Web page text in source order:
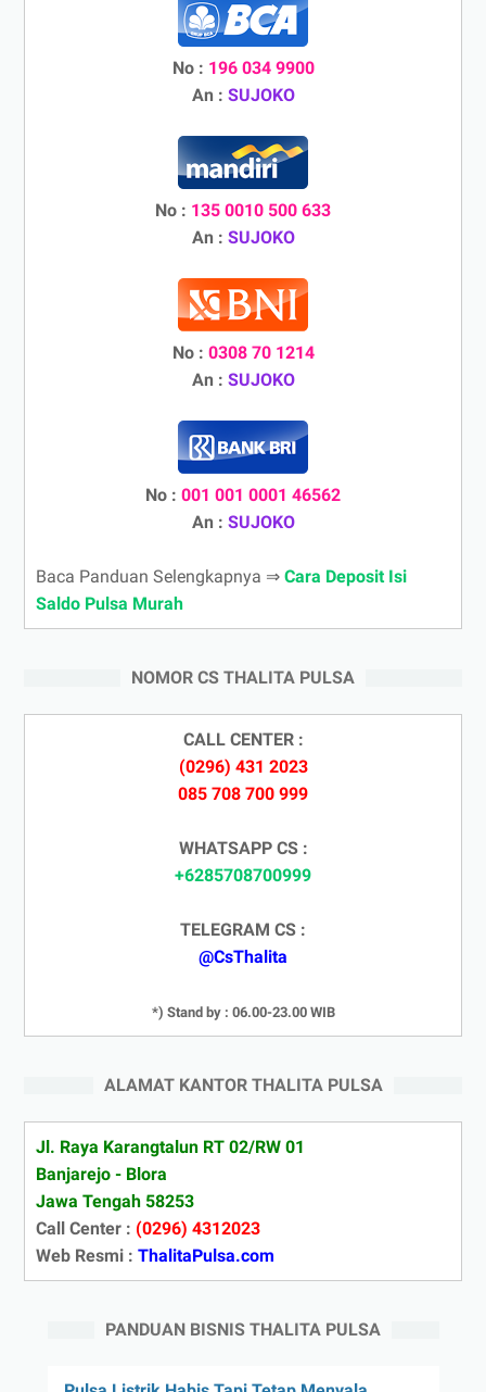
No : 196 034 9900
An : SUJOKO
No : 135 0010 500 633
An : SUJOKO
No : 0308 70 1214
An : SUJOKO
No : 001 001 0001 46562
An : SUJOKO
Baca Panduan Selengkapnya ⇒ Cara Deposit Isi
Saldo Pulsa Murah
NOMOR CS THALITA PULSA
CALL CENTER :
(0296) 431 2023
085 708 700 999
WHATSAPP CS :
+6285708700999
TELEGRAM CS :
@CsThalita
*) Stand by : 06.00-23.00 WIB
ALAMAT KANTOR THALITA PULSA
Jl. Raya Karangtalun RT 02/RW 01
Banjarejo - Blora
Jawa Tengah 58253
Call Center : (0296) 4312023
Web Resmi : ThalitaPulsa.com
PANDUAN BISNIS THALITA PULSA